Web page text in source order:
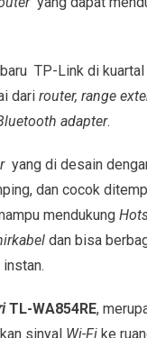
TP-Link di
dari router, range
adapter.
yang di desain
dan cocok
mendukung
dan bisa
TL-WA854RE,
sinyal Wi-Fike